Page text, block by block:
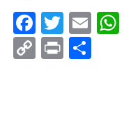
CopyPrint